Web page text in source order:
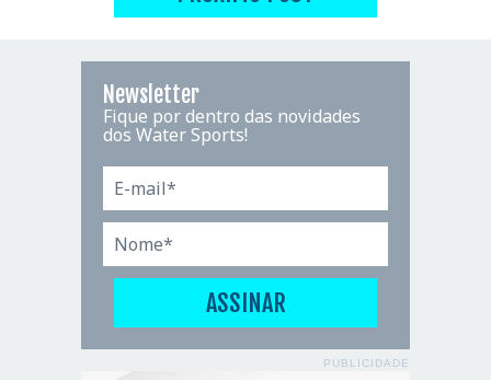
Newsletter
Fique por dentro das novidades
dos Water Sports!
PUBLICIDADE